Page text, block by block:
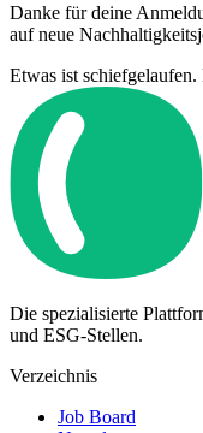
Danke für deine
auf neue
Etwas ist schiefgelaufen.
Die spezialisierte
und ESG-Stellen.
Verzeichnis
Job Board